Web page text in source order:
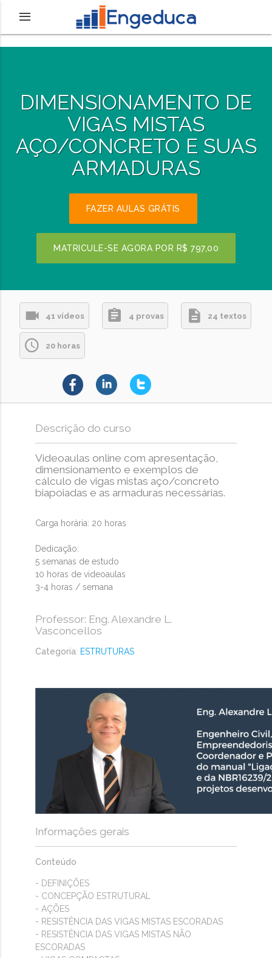
DIMENSIONAMENTO DE
VIGAS MISTAS
AÇO/CONCRETO E SUAS
ARMADURAS
FAZER AULAS GRÁTIS
MATRICULE-SE AGORA POR R$ 797,00
41 vídeos 4 provas 24 textos
20 horas
Descrição do curso
Videoaulas online com apresentação,
dimensionamento e exemplos de
cálculo de vigas mistas aço/concreto
biapoiadas e as armaduras necessárias.
Carga horária: 20 horas
Dedicação:
5 semanas de estudo
10 horas de videoaulas
3-4 horas / semana
Professor: Eng. Alexandre L.
Vasconcellos
Categoria: ESTRUTURAS
Informações gerais
Conteúdo
- DEFINIÇÕES
- CONCEPÇÃO ESTRUTURAL
- AÇÕES
- RESISTÊNCIA DAS VIGAS MISTAS ESCORADAS
- RESISTÊNCIA DAS VIGAS MISTAS NÃO
ESCORADAS